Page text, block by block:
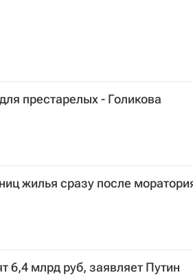
престарелых - Голикова
жилья сразу после
6,4 млрд руб, заявляет Путин